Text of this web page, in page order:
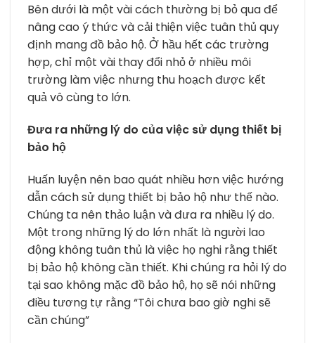
Bên dưới là một vài cách thường bị bỏ qua để
nâng cao ý thức và cải thiện việc tuân thủ quy
định mang đồ bảo hộ. Ở hầu hết các trường
hợp, chỉ một vài thay đổi nhỏ ở nhiều môi
trường làm việc nhưng thu hoạch được kết
quả vô cùng to lớn.
Đưa ra những lý do của việc sử dụng thiết bị
bảo hộ
Huấn luyện nên bao quát nhiều hơn việc hướng
dẫn cách sử dụng thiết bị bảo hộ như thế nào.
Chúng ta nên thảo luận và đưa ra nhiều lý do.
Một trong những lý do lớn nhất là người lao
động không tuân thủ là việc họ nghi rằng thiết
bị bảo hộ không cần thiết. Khi chúng ra hỏi lý do
tại sao không mặc đồ bảo hộ, họ sẽ nói những
điều tương tự rằng “Tôi chưa bao giờ nghi sẽ
cần chúng”